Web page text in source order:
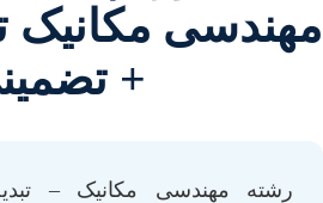
مهندسی مکانیک
+
رشته مهندسی مکانیک –